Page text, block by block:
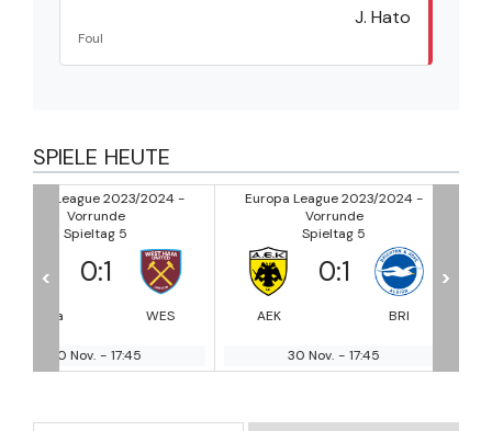
J. Hato
Foul
SPIELE HEUTE
Europa League 2023/2024 -
0:
30 Nov.
Europa League 2023/
1:0
30 Nov.
< >